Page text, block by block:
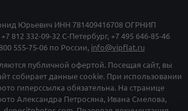
Юрьевич ИНН 781409416708 ОГРНИП
+7 812 332-09-32 С-Петербург, +7 495 646-85-46
555-75-06 по России, info@vipflat.ru
публичной офертой. Посещая сайт, вы
собирает данные cookie. При использовании
гиперссылка обязательна. На странице
Александра Петросяна, Ивана Смелова,